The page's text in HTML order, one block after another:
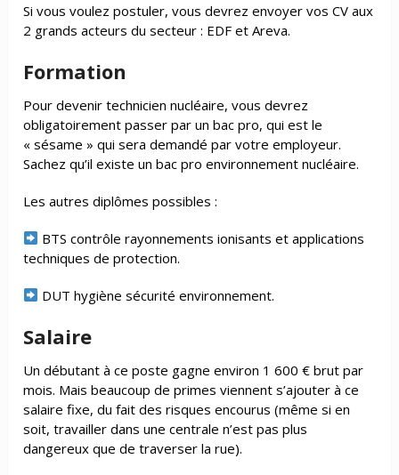
Si vous voulez postuler, vous devrez envoyer vos CV aux
2 grands acteurs du secteur : EDF et Areva.
Formation
Pour devenir technicien nucléaire, vous devrez
obligatoirement passer par un bac pro, qui est le
« sésame » qui sera demandé par votre employeur.
Sachez qu’il existe un bac pro environnement nucléaire.
Les autres diplômes possibles :
BTS contrôle rayonnements ionisants et applications
techniques de protection.
DUT hygiène sécurité environnement.
Salaire
Un débutant à ce poste gagne environ 1 600 € brut par
mois. Mais beaucoup de primes viennent s’ajouter à ce
salaire fixe, du fait des risques encourus (même si en
soit, travailler dans une centrale n’est pas plus
dangereux que de traverser la rue).